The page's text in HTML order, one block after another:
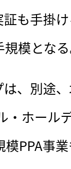
も手掛
模とな
、別途
・ホール
PPA事